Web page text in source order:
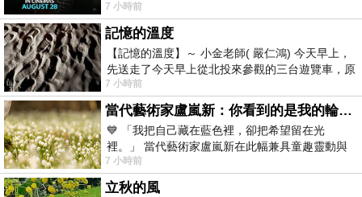
Starring Monica Barbaro
7 小時前
記憶的溫度
【記憶的溫度】～ 小金老師( 嚴仁鴻) 今天早上，
先送走了今天早上從北投來參觀的三台遊覽車，原
以為展場已經差不多要安靜下來，卻發
7 小時前
當代藝術家盧嵐新：你看到的是我的輪廓，還是你的故事？——藏在藍色裡的希望與光
💙 「我把自己藏在藍色裡，卻把希望留在光
裡。」 當代藝術家盧嵐新在此幅兼具童趣靈動與
抽象韻味的新作中，用湛藍的羽翼般色塊包覆著
7 小時前
立秋的風